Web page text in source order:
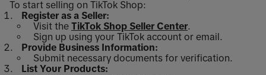
To start selling on TikTok Shop:
Register as a Seller:
Visit the TikTok Shop Seller Center.
Sign up using your TikTok account or email.
Provide Business Information:
Submit necessary documents for verification.
List Your Products: